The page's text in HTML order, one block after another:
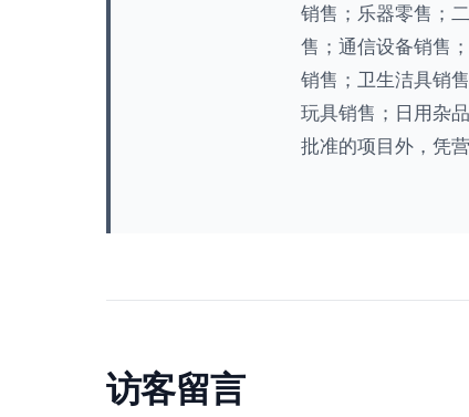
销售；乐器零售；
售；通信设备销售
销售；卫生洁具销
玩具销售；日用杂
批准的项目外，凭
访客留言